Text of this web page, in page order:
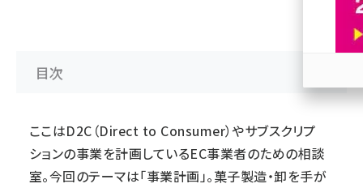
目次
ここはD2C（Direct to Consumer）やサブスクリプ
ションの事業を計画しているEC事業者のための相談
室。今回のテーマは「事業計画」。菓子製造・卸を手が
参